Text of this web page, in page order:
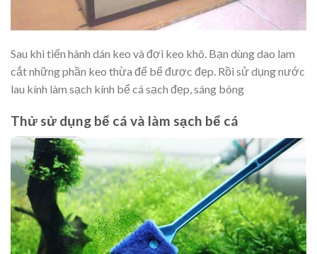
Sau khi tiến hành dán keo và đợi keo khô. Bạn dùng dao lam
cắt những phần keo thừa để bể được đẹp. Rồi sử dụng nước
lau kính làm sạch kính bể cá sạch đẹp, sáng bóng
Thử sử dụng bể cá và làm sạch bể cá